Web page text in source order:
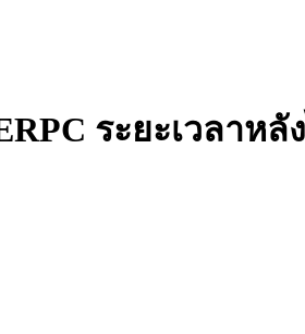
ระยะเวลาหลั